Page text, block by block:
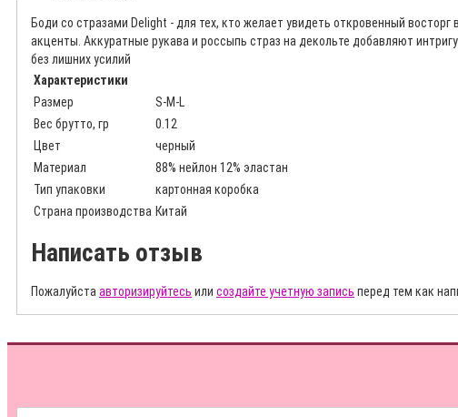
Боди со стразами Delight - для тех, кто желает увидеть откровенный
акценты. Аккуратные рукава и россыпь страз на декольте добавляют
без лишних усилий
Характеристики
Размер
S-M-L
Вес брутто, гр
0.12
Цвет
черный
Материал
88% нейлон 12% эластан
Тип упаковки
картонная коробка
Страна производства Китай
Написать отзыв
Пожалуйста авторизируйтесь или создайте учетную запись перед тем как